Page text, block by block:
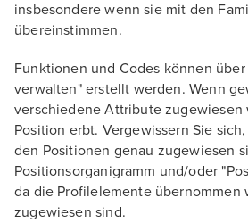
insbesondere wenn sie mit den
übereinstimmen.
Funktionen und Codes können über
verwalten" erstellt werden. Wenn
verschiedene Attribute zugewiesen
Position erbt. Vergewissern Sie
den Positionen genau zugewiesen
Positionsorganigramm und/oder
da die Profilelemente übernommen
zugewiesen sind.